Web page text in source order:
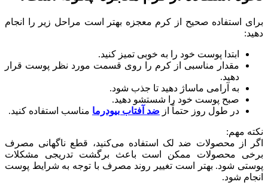
برای استفاده صحیح از کرم معجزه بهتر است مراحل زیر را انجام
دهید:
ابتدا پوست خود را به خوبی تمیز کنید.
مقدار مناسبی از کرم را روی قسمت مورد نظر پوست قرار
دهید.
به آرامی ماساژ دهید تا جذب شود.
صبح پوست خود را شستشو دهید.
در طول روز حتماً از ضد آفتاب بیودرما مناسب استفاده کنید.
نکته مهم:
اگر از محصولات ضد لک استفاده می‌کنید، قطع ناگهانی مصرف
برخی محصولات ممکن است باعث برگشت تدریجی مشکلات
پوستی شود. بهتر است تغییر روند مصرف با توجه به شرایط پوست
انجام شود.